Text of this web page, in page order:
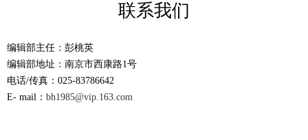
联系我们
编辑部主任：彭桃英
编辑部地址：南京市西康路1号
电话/传真：025-83786642
E- mail： bh1985@vip.163.com